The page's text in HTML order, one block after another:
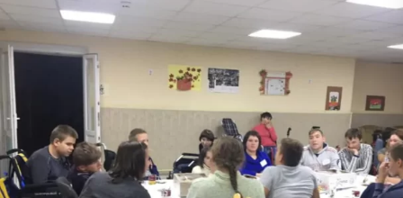
нові ігри та спосіб
спілкування.
дитячого
будинку-
iнтернату
вивчають нові
ігри та спосіб
спілкування.